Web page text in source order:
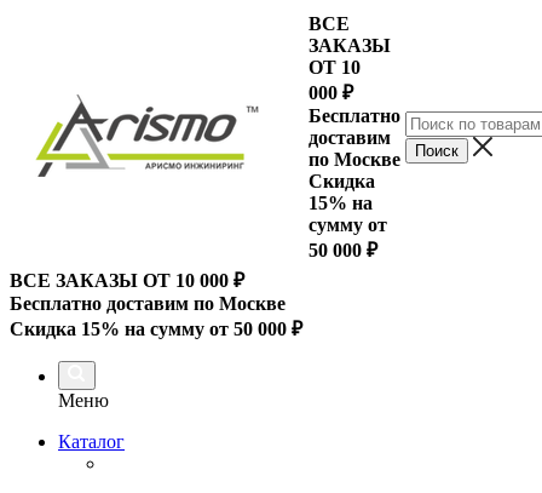
ВСЕ
ЗАКАЗЫ
ОТ 10
000 ₽
Бесплатно
доставим
по Москве
Скидка
15% на
сумму от
50 000 ₽
ВСЕ ЗАКАЗЫ ОТ 10 000 ₽
Бесплатно доставим по Москве
Скидка 15% на сумму от 50 000 ₽
Меню
Каталог